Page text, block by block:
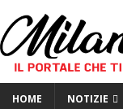
HOME NOTIZIE